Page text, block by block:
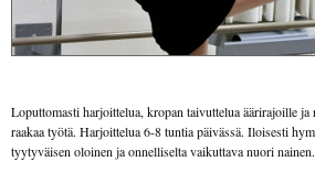
Loputtomasti harjoittelua, kropan taivuttelua äärirajoille ja
raakaa työtä. Harjoittelua 6-8 tuntia päivässä. Iloisesti
tyytyväisen oloinen ja onnelliselta vaikuttava nuori